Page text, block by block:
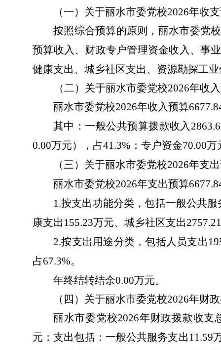
（一）关于丽水市委党校2026年收
按照综合预算的原则，丽水市委党
预算收入、财政专户管理资金收入、事
健康支出、城乡社区支出、资源勘探工
（二）关于丽水市委党校2026年收
丽水市委党校2026年收入预算
其中：一般公共预算拨款收入
0.00万元），占41.3% ；专户资金70.00万
（三）关于丽水市委党校2026年支
丽水市委党校2026年支出预算
1.按支出功能分类，包括一般公共服
康支出 155.23万元、城乡社区支出2757.21
2.按支出用途分类，包括人员支出
占67.3%。
年终结转结余0.00万元。
（四）关于丽水市委党校2026年财
丽水市委党校2026年财政拨款收支
元；支出包括：一般公共服务支出 11.59